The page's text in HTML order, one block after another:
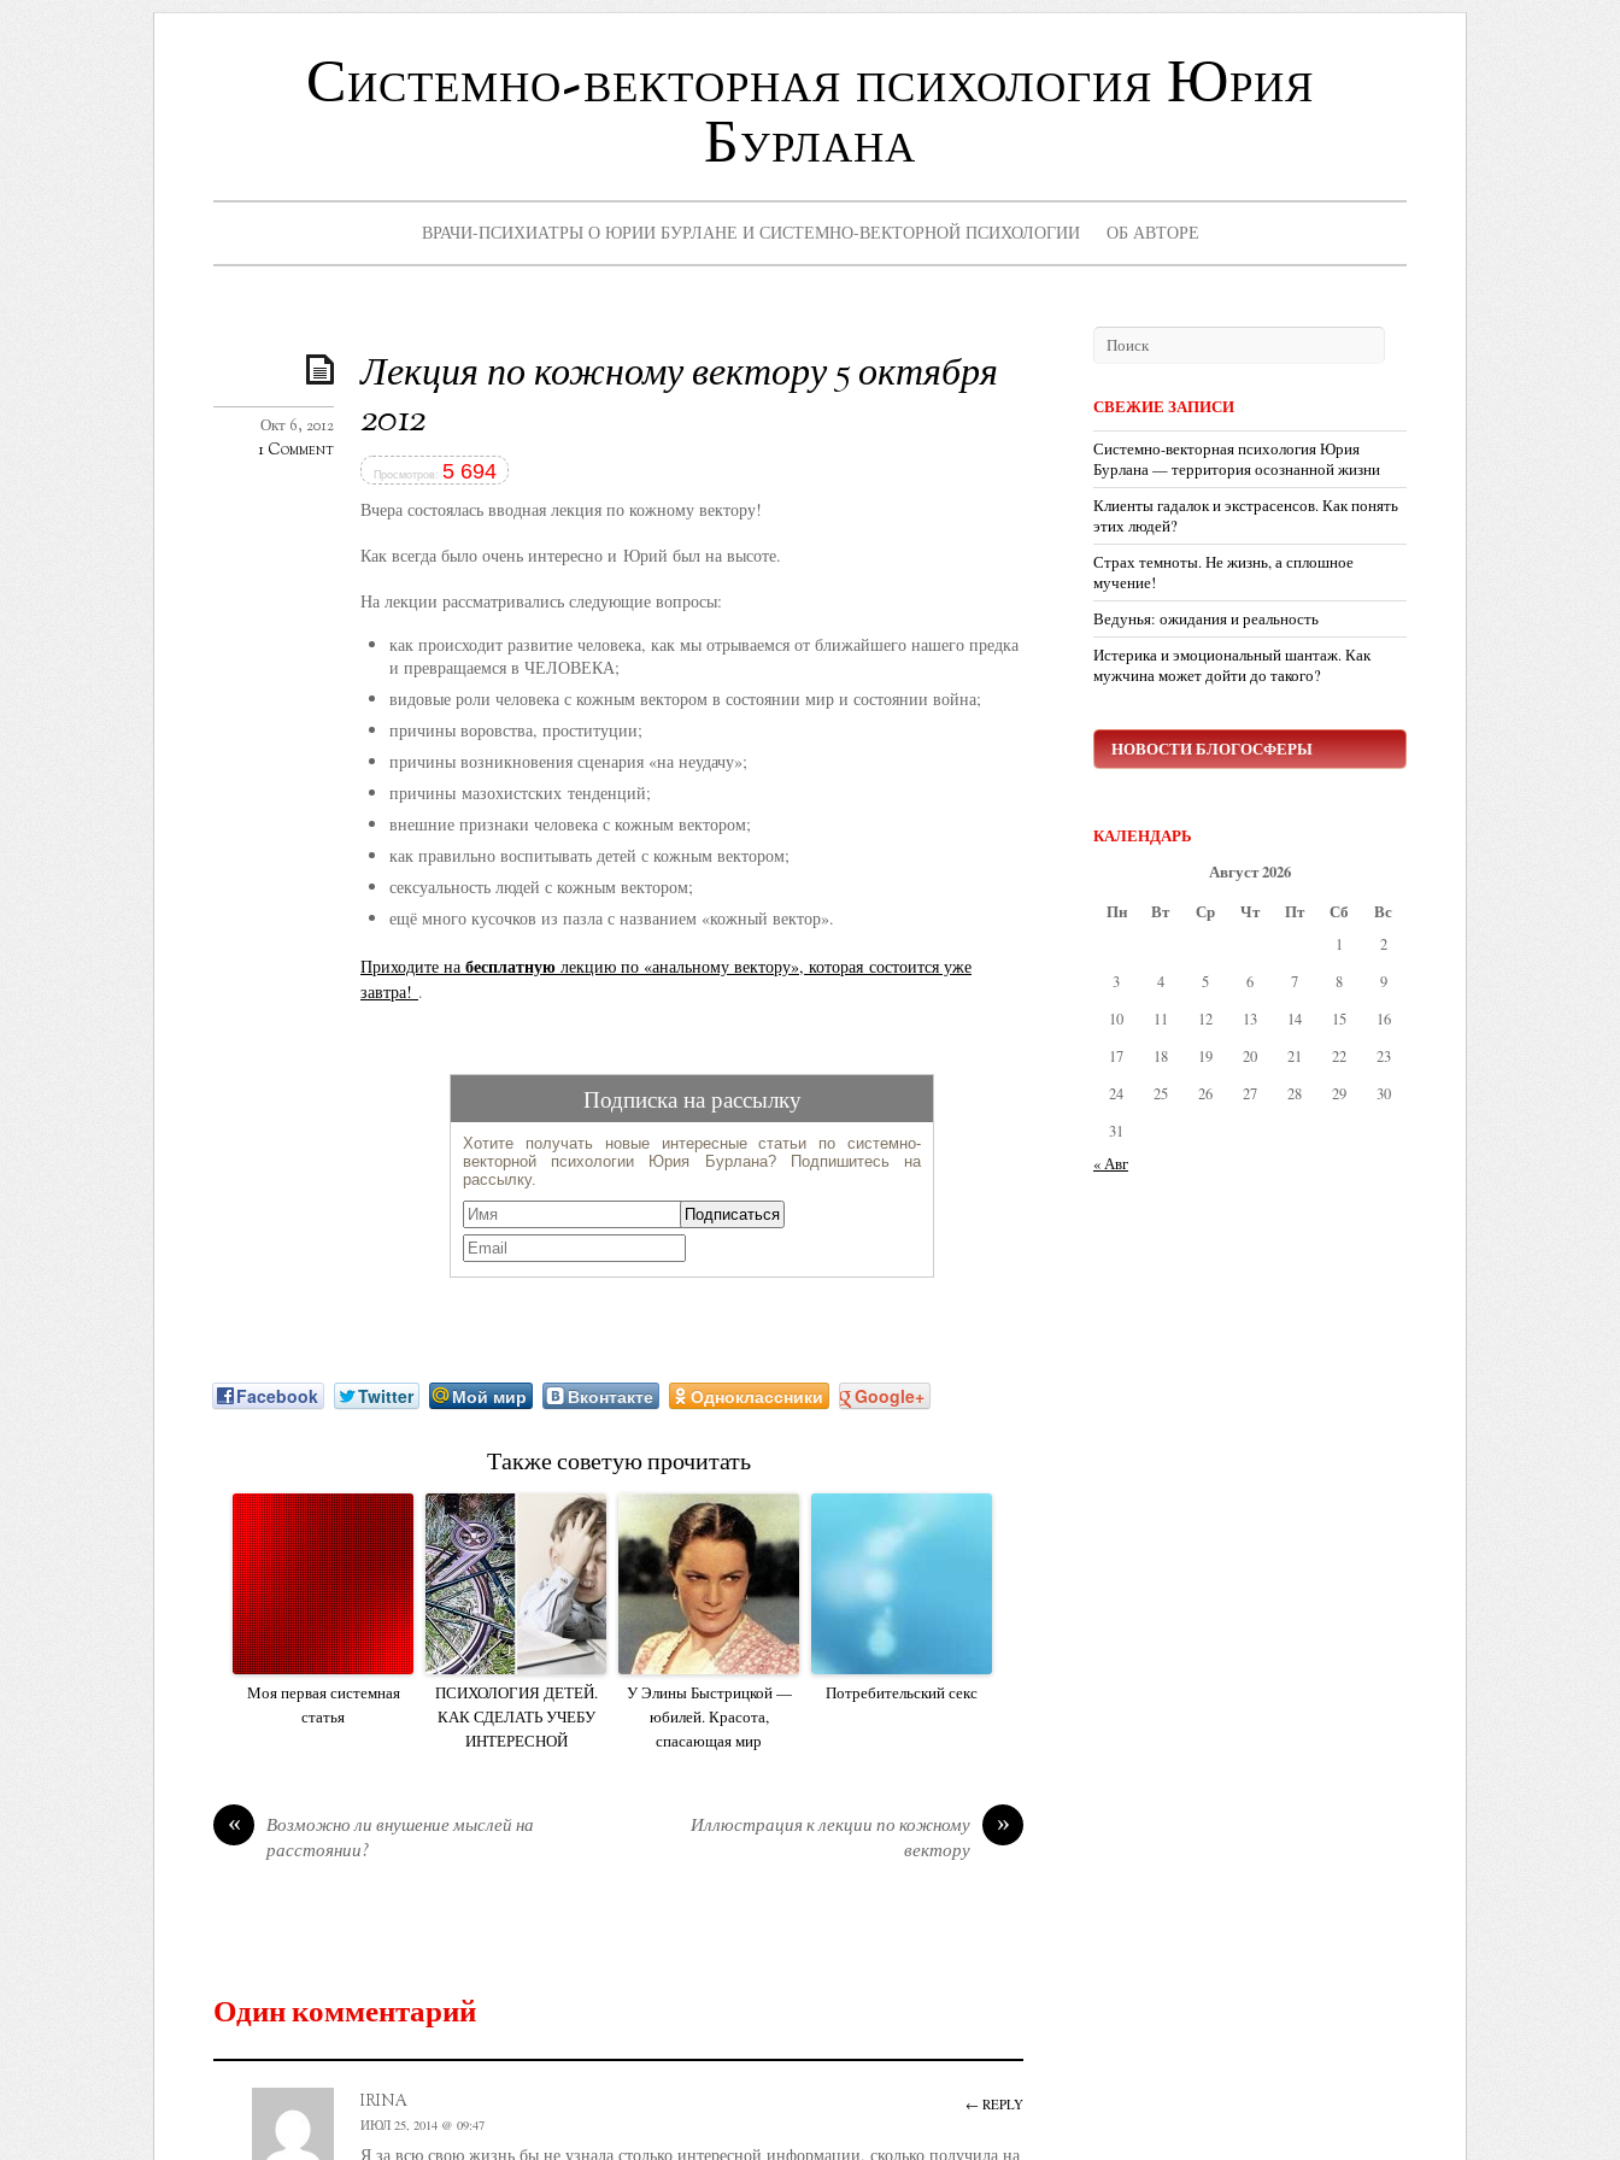
Системно-векторная психология Юрия
Бурлана
ВРАЧИ-ПСИХИАТРЫ О ЮРИИ БУРЛАНЕ И СИСТЕМНО-ВЕКТОРНОЙ ПСИХОЛОГИИ ОБ АВТОРЕ
Лекция по кожному вектору 5 октября
2012
Просмотров: 5 694
Окт 6, 2012
1 Comment
Вчера состоялась вводная лекция по кожному вектору!
Как всегда было очень интересно и Юрий был на высоте.
На лекции рассматривались следующие вопросы:
как происходит развитие человека, как мы отрываемся от ближайшего нашего предка
и превращаемся в ЧЕЛОВЕКА;
видовые роли человека с кожным вектором в состоянии мир и состоянии война;
причины воровства, проституции;
причины возникновения сценария «на неудачу»;
причины мазохистских тенденций;
внешние признаки человека с кожным вектором;
как правильно воспитывать детей с кожным вектором;
сексуальность людей с кожным вектором;
ещё много кусочков из пазла с названием «кожный вектор».
Приходите на бесплатную лекцию по «анальному вектору», которая состоится уже
завтра! .
Facebook Twitter Мой мир Вконтакте Одноклассники Google+
Также советую прочитать
Моя первая системная
статья
ПСИХОЛОГИЯ ДЕТЕЙ.
КАК СДЕЛАТЬ УЧЕБУ
ИНТЕРЕСНОЙ
У Элины Быстрицкой —
юбилей. Красота,
спасающая мир
Потребительский секс
«
Возможно ли внушение мыслей на
расстоянии?
»
Иллюстрация к лекции по кожному
вектору
Один комментарий
irina
ИЮЛ 25, 2014 @ 09:47
Я за всю свою жизнь бы не узнала столько интересной информации, сколько получила на
← REPLY
СВЕЖИЕ ЗАПИСИ
Системно-векторная психология Юрия
Бурлана — территория осознанной жизни
Клиенты гадалок и экстрасенсов. Как понять
этих людей?
Страх темноты. Не жизнь, а сплошное
мучение!
Ведунья: ожидания и реальность
Истерика и эмоциональный шантаж. Как
мужчина может дойти до такого?
НОВОСТИ БЛОГОСФЕРЫ
КАЛЕНДАРЬ
Август 2026
Пн
Вт Ср Чт Пт Сб Вс
1
2
3
4 5 6 7 8
9
10
11 12 13 14 15
16
17
18 19 20 21 22
23
24
25 26 27 28 29
30
31
« Авг